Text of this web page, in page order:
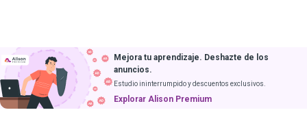
Mejora tu aprendizaje. Deshazte de los
anuncios.
Estudio ininterrumpido y descuentos exclusivos.
Explorar Alison Premium